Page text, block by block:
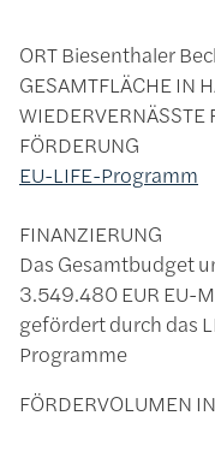
ORTBiesenthaler
GESAMTFLÄCHE IN
WIEDERVERNÄSSTE
FÖRDERUNG
EU-LIFE-Programm
FINANZIERUNG
Das Gesamtbudget
3.549.480 EUR EU-
gefördert durch das
Programme
FÖRDERVOLUMEN